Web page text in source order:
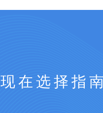
现在选择指